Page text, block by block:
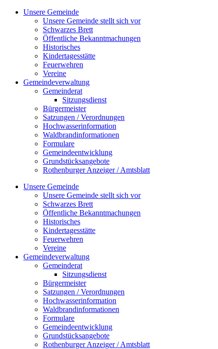
Zum
Unsere Gemeinde
Unsere Gemeinde stellt sich vor
Schwarzes Brett
Öffentliche Bekanntmachungen
Historisches
Kindertagesstätte
Feuerwehren
Vereine
Gemeindeverwaltung
Gemeinderat
Sitzungsdienst
Bürgermeister
Satzungen / Verordnungen
Hochwasserinformation
Waldbrandinformationen
Formulare
Gemeindeentwicklung
Grundstücksangebote
Rothenburger Anzeiger / Amtsblatt
Unsere Gemeinde
Unsere Gemeinde stellt sich vor
Schwarzes Brett
Öffentliche Bekanntmachungen
Historisches
Kindertagesstätte
Feuerwehren
Vereine
Gemeindeverwaltung
Gemeinderat
Sitzungsdienst
Bürgermeister
Satzungen / Verordnungen
Hochwasserinformation
Waldbrandinformationen
Formulare
Gemeindeentwicklung
Grundstücksangebote
Rothenburger Anzeiger / Amtsblatt